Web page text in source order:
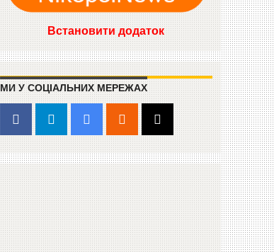
Встановити додаток
МИ У СОЦІАЛЬНИХ МЕРЕЖАХ